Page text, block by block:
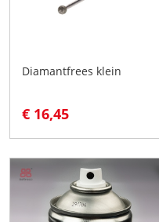
Diamantfrees klein
€ 16,45